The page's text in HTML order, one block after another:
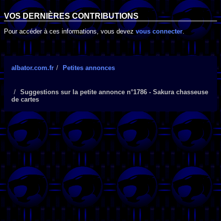
VOS DERNIÈRES CONTRIBUTIONS
Pour accéder à ces informations, vous devez vous connecter.
albator.com.fr Petites annonces
Suggestions sur la petite annonce n°1786 - Sakura chasseuse
de cartes